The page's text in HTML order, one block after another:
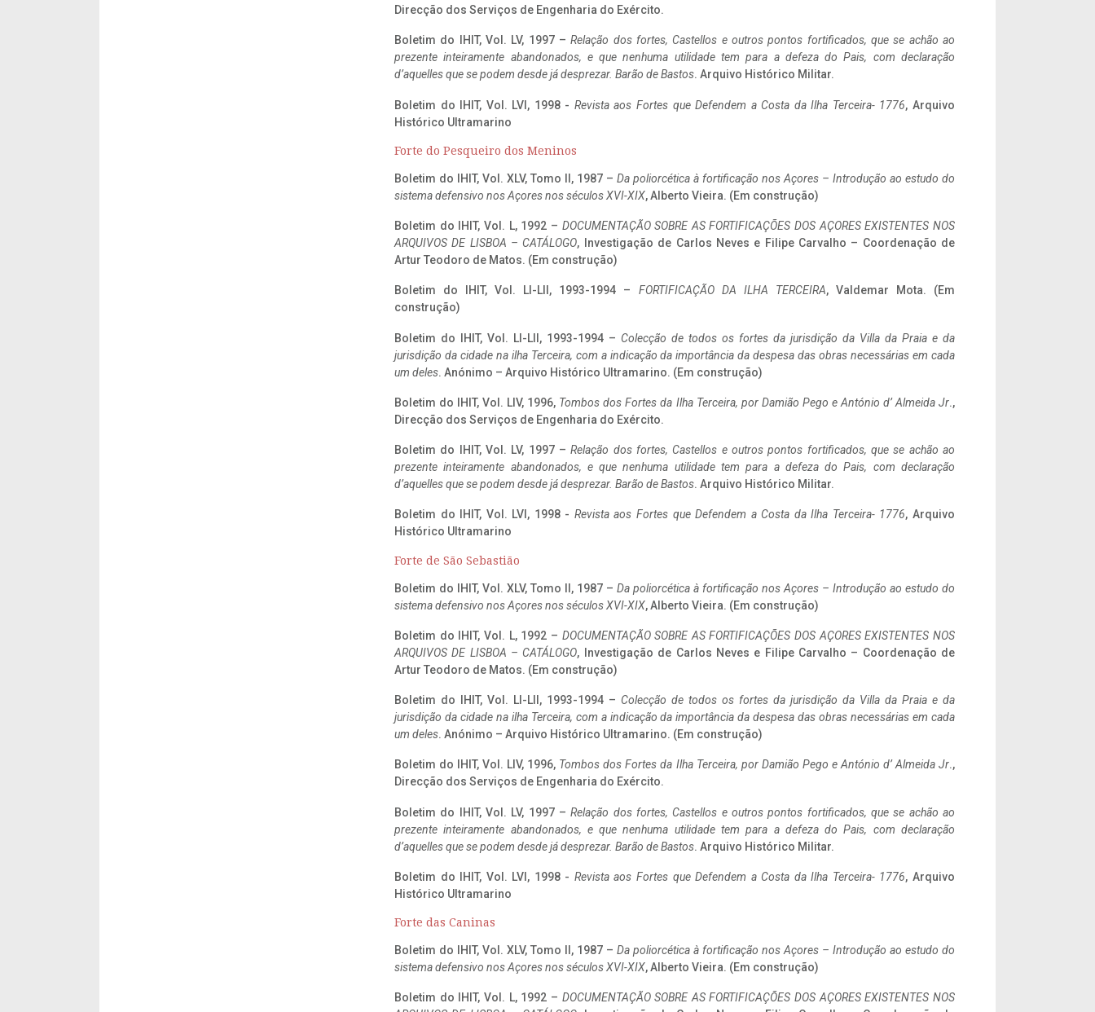
Direcção dos Serviços de Engenharia do Exército.
Boletim do IHIT, Vol. LV, 1997 –Relação dos fortes, Castellos e outros pontos fortificados, que se achão ao
prezente inteiramente abandonados, e que nenhuma utilidade tem para a defeza do Pais, com declaração
d’aquelles que se podem desde já desprezar. Barão de Bastos. Arquivo Histórico Militar.
Boletim do IHIT, Vol. LVI, 1998 - Revista aos Fortes que Defendem a Costa da Ilha Terceira- 1776, Arquivo
Histórico Ultramarino
Forte do Pesqueiro dos Meninos
Boletim do IHIT, Vol. XLV, Tomo II, 1987 – Da poliorcética à fortificação nos Açores – Introdução ao estudo do
sistema defensivo nos Açores nos séculos XVI-XIX, Alberto Vieira. (Em construção)
Boletim do IHIT, Vol. L, 1992 – DOCUMENTAÇÃO SOBRE AS FORTIFICAÇÕES DOS AÇORES EXISTENTES NOS
ARQUIVOS DE LISBOA – CATÁLOGO, Investigação de Carlos Neves e Filipe Carvalho – Coordenação de
Artur Teodoro de Matos. (Em construção)
Boletim do IHIT, Vol. LI-LII, 1993-1994 – FORTIFICAÇÃO DA ILHA TERCEIRA, Valdemar Mota. (Em
construção)
Boletim do IHIT, Vol. LI-LII, 1993-1994 – Colecção de todos os fortes da jurisdição da Villa da Praia e da
jurisdição da cidade na ilha Terceira, com a indicação da importância da despesa das obras necessárias em cada
um deles. Anónimo – Arquivo Histórico Ultramarino. (Em construção)
Boletim do IHIT, Vol. LIV, 1996, Tombos dos Fortes da Ilha Terceira, por Damião Pego e António d’ Almeida Jr.,
Direcção dos Serviços de Engenharia do Exército.
Boletim do IHIT, Vol. LV, 1997 –Relação dos fortes, Castellos e outros pontos fortificados, que se achão ao
prezente inteiramente abandonados, e que nenhuma utilidade tem para a defeza do Pais, com declaração
d’aquelles que se podem desde já desprezar. Barão de Bastos. Arquivo Histórico Militar.
Boletim do IHIT, Vol. LVI, 1998 - Revista aos Fortes que Defendem a Costa da Ilha Terceira- 1776, Arquivo
Histórico Ultramarino
Forte de São Sebastião
Boletim do IHIT, Vol. XLV, Tomo II, 1987 – Da poliorcética à fortificação nos Açores – Introdução ao estudo do
sistema defensivo nos Açores nos séculos XVI-XIX, Alberto Vieira. (Em construção)
Boletim do IHIT, Vol. L, 1992 – DOCUMENTAÇÃO SOBRE AS FORTIFICAÇÕES DOS AÇORES EXISTENTES NOS
ARQUIVOS DE LISBOA – CATÁLOGO, Investigação de Carlos Neves e Filipe Carvalho – Coordenação de
Artur Teodoro de Matos. (Em construção)
Boletim do IHIT, Vol. LI-LII, 1993-1994 – Colecção de todos os fortes da jurisdição da Villa da Praia e da
jurisdição da cidade na ilha Terceira, com a indicação da importância da despesa das obras necessárias em cada
um deles. Anónimo – Arquivo Histórico Ultramarino. (Em construção)
Boletim do IHIT, Vol. LIV, 1996, Tombos dos Fortes da Ilha Terceira, por Damião Pego e António d’ Almeida Jr.,
Direcção dos Serviços de Engenharia do Exército.
Boletim do IHIT, Vol. LV, 1997 –Relação dos fortes, Castellos e outros pontos fortificados, que se achão ao
prezente inteiramente abandonados, e que nenhuma utilidade tem para a defeza do Pais, com declaração
d’aquelles que se podem desde já desprezar. Barão de Bastos. Arquivo Histórico Militar.
Boletim do IHIT, Vol. LVI, 1998 - Revista aos Fortes que Defendem a Costa da Ilha Terceira- 1776, Arquivo
Histórico Ultramarino
Forte das Caninas
Boletim do IHIT, Vol. XLV, Tomo II, 1987 – Da poliorcética à fortificação nos Açores – Introdução ao estudo do
sistema defensivo nos Açores nos séculos XVI-XIX, Alberto Vieira. (Em construção)
Boletim do IHIT, Vol. L, 1992 – DOCUMENTAÇÃO SOBRE AS FORTIFICAÇÕES DOS AÇORES EXISTENTES NOS